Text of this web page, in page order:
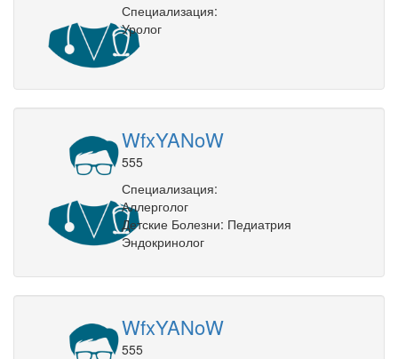
Специализация:
Уролог
WfxYANoW
555
Специализация:
Аллерголог
Детские Болезни: Педиатрия
Эндокринолог
WfxYANoW
555